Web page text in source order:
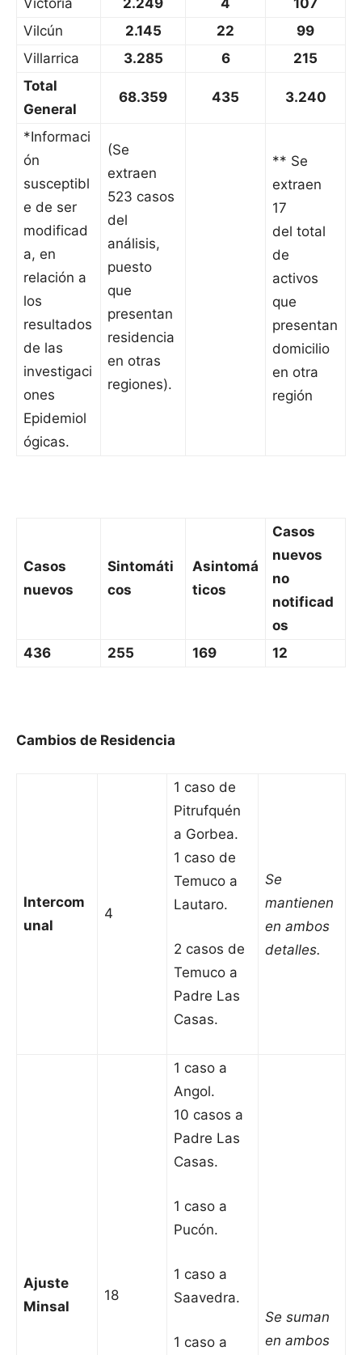
Victoria 2.249 4
107
Vilcún
2.145 22
99
Villarrica
3.285 6
215
Total
General
68.359 435 3.240
*Informaci
ón
susceptibl
e de ser
modificad
a, en
relación a
los
resultados
de las
investigaci
ones
Epidemiol
ógicas.
(Se
extraen
523 casos
del
análisis,
puesto
que
presentan
residencia
en otras
regiones).
** Se
extraen
17
del total
de
activos
que
presentan
domicilio
en otra
región
Casos
nuevos
Sintomáti
cos
Asintomá
ticos
Casos
nuevos
no
notificad
os
436
255 169 12
Cambios de Residencia
Intercom
unal
4
1 caso de
Pitrufquén
a Gorbea.
1 caso de
Temuco a
Lautaro.
2 casos de
Temuco a
Padre Las
Casas.
Se
mantienen
en ambos
detalles.
Ajuste
Minsal
18
1 caso a
Angol.
10 casos a
Padre Las
Casas.
1 caso a
Pucón.
1 caso a
Saavedra.
1 caso a
Se suman
en ambos